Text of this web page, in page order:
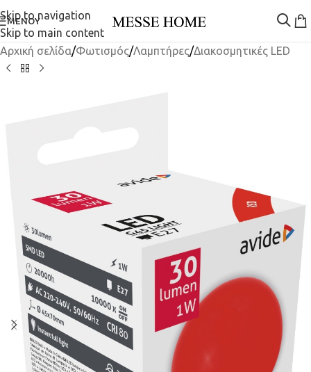
Skip to navigation
Skip to main content
ΜΕΝΟΎ
Αρχική σελίδα/Φωτισμός/Λαμπτήρες/Διακοσμητικές LED